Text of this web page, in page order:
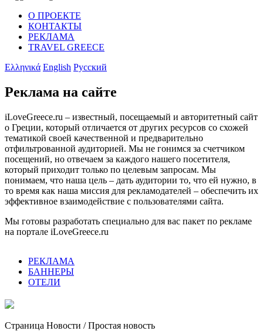
О ПРОЕКТЕ
КОНТАКТЫ
РЕКЛАМА
TRAVEL GREECE
Ελληνικά English Русский
Реклама на сайте
iLoveGreece.ru – известный, посещаемый и авторитетный сайт
о Греции, который отличается от других ресурсов со схожей
тематикой своей качественной и предварительно
отфильтрованной аудиторией. Мы не гонимся за счетчиком
посещений, но отвечаем за каждого нашего посетителя,
который приходит только по целевым запросам. Мы
понимаем, что наша цель – дать аудитории то, что ей нужно, в
то время как наша миссия для рекламодателей – обеспечить их
эффективное взаимодействие с пользователями сайта.
Мы готовы разработать специально для вас пакет по рекламе
на портале iLoveGreece.ru
РЕКЛАМА
БАННЕРЫ
ОТЕЛИ
Страница Новости / Простая новость